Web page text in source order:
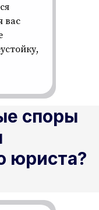
вас
споры
юриста?